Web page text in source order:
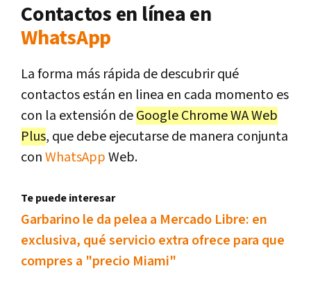
Contactos en línea en
WhatsApp
La forma más rápida de descubrir qué
contactos están en linea en cada momento es
con la extensión deGoogle Chrome WA Web
Plus, que debe ejecutarse de manera conjunta
conWhatsAppWeb.
Te puede interesar
Garbarino le da pelea a Mercado Libre: en
exclusiva, qué servicio extra ofrece para que
compres a "precio Miami"